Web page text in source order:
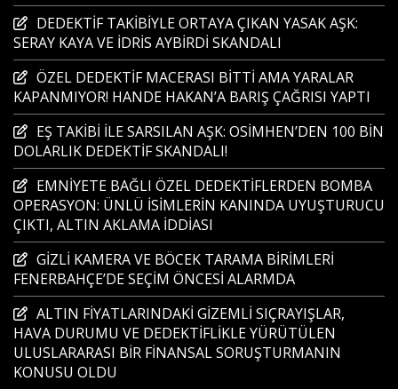
DEDEKTİF TAKİBİYLE ORTAYA ÇIKAN YASAK AŞK:
SERAY KAYA VE İDRİS AYBİRDİ SKANDALI
ÖZEL DEDEKTİF MACERASI BİTTİ AMA YARALAR
KAPANMIYOR! HANDE HAKAN’A BARIŞ ÇAĞRISI YAPTI
EŞ TAKİBİ İLE SARSILAN AŞK: OSİMHEN’DEN 100 BİN
DOLARLIK DEDEKTİF SKANDALI!
EMNİYETE BAĞLI ÖZEL DEDEKTİFLERDEN BOMBA
OPERASYON: ÜNLÜ İSİMLERİN KANINDA UYUŞTURUCU
ÇIKTI, ALTIN AKLAMA İDDİASI
GİZLİ KAMERA VE BÖCEK TARAMA BİRİMLERİ
FENERBAHÇE’DE SEÇİM ÖNCESİ ALARMDA
ALTIN FİYATLARINDAKİ GİZEMLİ SIÇRAYIŞLAR,
HAVA DURUMU VE DEDEKTİFLİKLE YÜRÜTÜLEN
ULUSLARARASI BİR FİNANSAL SORUŞTURMANIN
KONUSU OLDU